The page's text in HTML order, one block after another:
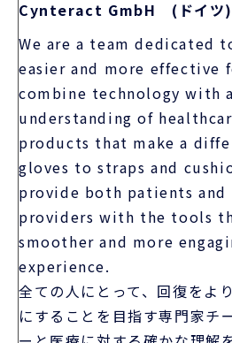
products that make a
gloves to straps and
provide both patients and
providers with the tools
smoother and more
experience.
全ての人にとって、回復をよ
にすることを目指す専門家チ
ーと医療に対する確かな理解
製品を生み出しています。ス
トラップ、クッションに至る
者の双方に、よりスムーズで
に必要なツールを提供するこ